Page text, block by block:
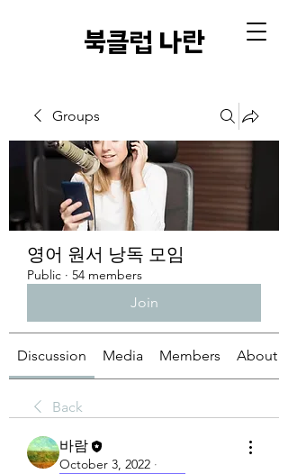
​북클럽 나란
Groups
영어 원서 낭독 모임
Public · 54 members
Join
Discussion Media Members About
Back
바람
October 3, 2022 ·